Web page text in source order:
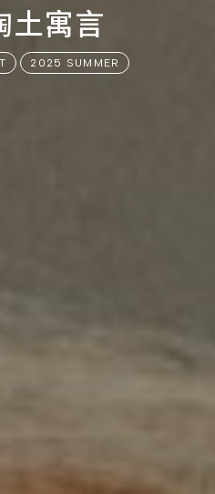
土寓言
2025 SUMMER